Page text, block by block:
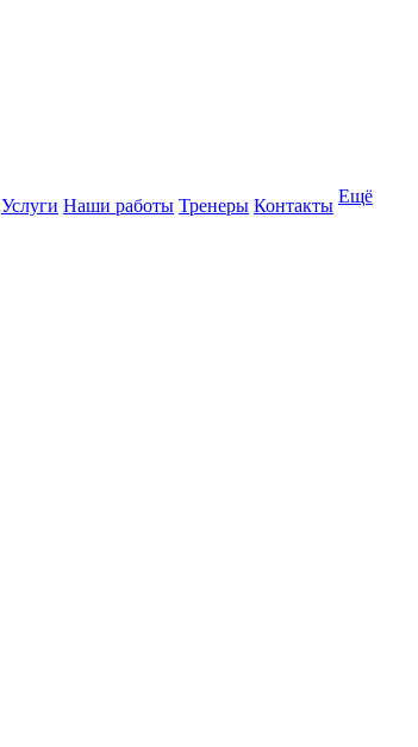
Услуги Наши работы Тренеры Контакты Ещё